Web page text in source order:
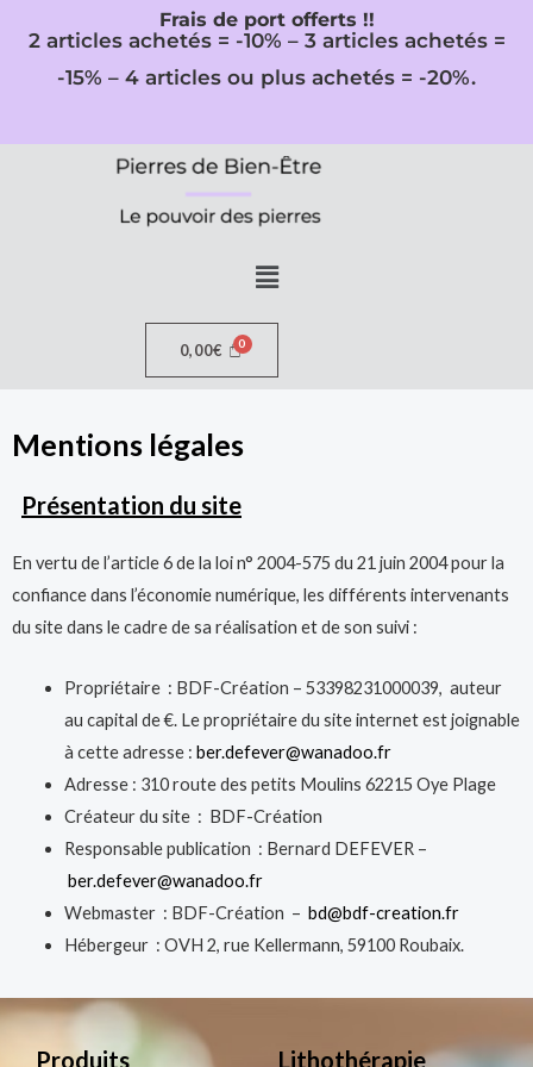
contenu
Frais de port offerts !!
2 articles achetés = -10% – 3 articles achetés =
-15% – 4 articles ou plus achetés = -20%.
Menu
0,00€
Mentions légales
Présentation du site
En vertu de l’article 6 de la loi n° 2004-575 du 21 juin 2004 pour la
confiance dans l’économie numérique, les différents intervenants
du site dans le cadre de sa réalisation et de son suivi :
Propriétaire : BDF-Création – 53398231000039, auteur
au capital de €. Le propriétaire du site internet est joignable
à cette adresse : ber.defever@wanadoo.fr
Adresse : 310 route des petits Moulins 62215 Oye Plage
Créateur du site : BDF-Création
Responsable publication : Bernard DEFEVER–
ber.defever@wanadoo.fr
Webmaster : BDF-Création – bd@bdf-creation.fr
Hébergeur : OVH 2, rue Kellermann, 59100 Roubaix.
Produits Lithothérapie